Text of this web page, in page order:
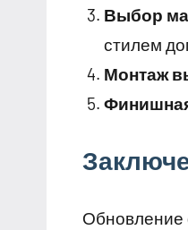
Выбор
стилем
Монтаж
Обновление